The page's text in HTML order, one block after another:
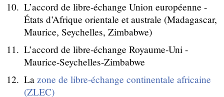
L’accord de libre-échange Union européenne -
États d’Afrique orientale et australe (Madagascar,
Maurice, Seychelles, Zimbabwe)
L’accord de libre-échange Royaume-Uni -
Maurice-Seychelles-Zimbabwe
La zone de libre-échange continentale africaine
(ZLEC)